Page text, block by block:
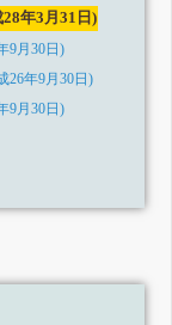
年3月31日)
9月30日)
26年9月30日)
9月30日)